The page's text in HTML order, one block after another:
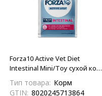
Forza10 Active Vet Diet
Intestinal Mini/Toy сухой корм
проблемах пищеварения -
Тип товара: Корм
GTIN: 8020245713864